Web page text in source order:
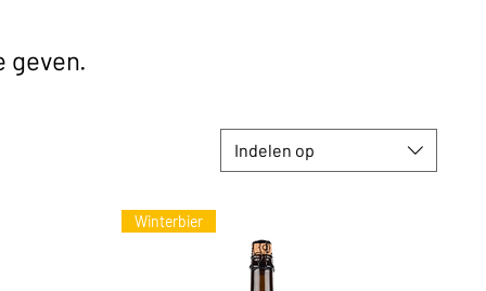
geven.
Indelen op
Winterbier